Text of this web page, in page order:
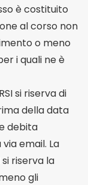
è costituito
al corso non
o meno
i quali ne è
si riserva di
della data
debita
email. La
si riserva la
gli